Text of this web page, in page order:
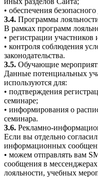
• обеспечения
3.4. Программы
В рамках программ
• регистрации участников
• контроля соблюдения
законодательства.
3.5. Обучающие
Данные потенциальных
используются для:
• подтверждения
семинаре;
• информирования о
семинара.
3.6. Рекламно-
Если вы отдельно
информационных
• можем отправлять вам
сообщения в
лояльности, учебных